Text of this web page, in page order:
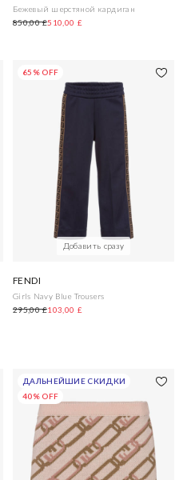
Бежевый шерстяной кардиган
850,00 £510,00 £
65% OFF
Добавить сразу
FENDI
Girls Navy Blue Trousers
295,00 £103,00 £
ДАЛЬНЕЙШИЕ СКИДКИ
40% OFF